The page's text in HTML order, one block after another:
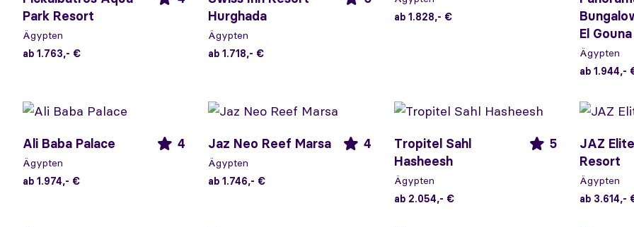
Park Resort
Ägypten
ab 1.763,- €
Hurghada
Ägypten
ab 1.718,- €
ab 1.828,- €
El Gouna
Ägypten
ab 1.944,-
Ali Baba Palace 4
Ägypten
ab 1.974,- €
Jaz Neo Reef Marsa 4
Ägypten
ab 1.746,- €
Tropitel Sahl
Hasheesh
5
Ägypten
ab 2.054,- €
JAZ
Resort
Ägypten
ab 3.614,-